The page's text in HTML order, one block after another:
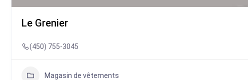
Le Grenier
(450) 755-3045
Magasin de vêtements